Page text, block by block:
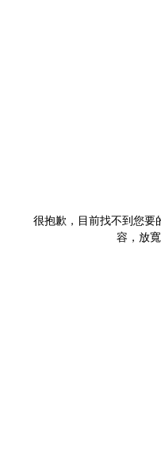
很抱歉，目前找不到您要
容，放